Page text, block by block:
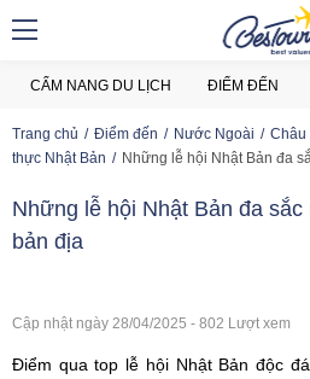
CẨM NANG DU LỊCH ĐIỂM ĐẾN
Trang chủ Điểm đến Nước Ngoài Châu
thực Nhật Bản
Những lễ hội Nhật Bản đa
Những lễ hội Nhật Bản đa
bản địa
Cập nhật ngày 28/04/2025 - 802 Lượt xem
Điểm qua top lễ hội Nhật Bản độc